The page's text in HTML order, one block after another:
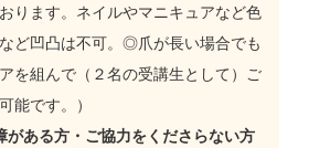
ります。ネイルやマニキュアなど色
ど凹凸は不可。◎爪が長い場合でも
を組んで（２名の受講生として）ご
能です。）
がある方・ご協力をくださらない方